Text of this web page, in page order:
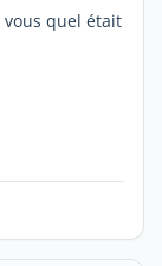
vous quel était